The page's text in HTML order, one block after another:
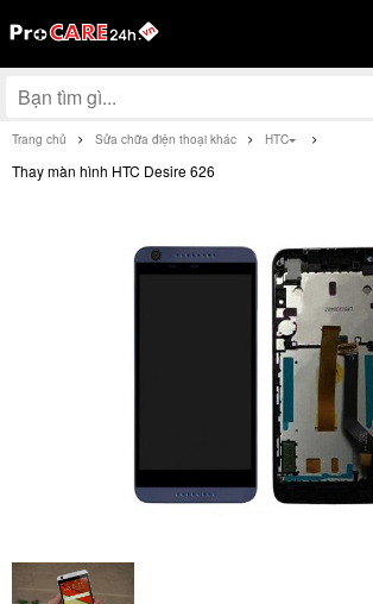
Trang chủ Sửa chữa điện thoại khác HTC
Thay màn hình HTC Desire 626